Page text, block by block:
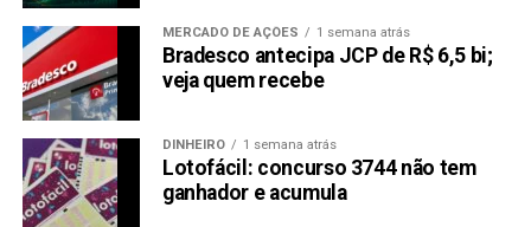
com isso, o castelo desabou.
É tipo aquela marca genérica que tenta se passar pela
original. Funciona até você ler as letras miúdas.
Fartcoin: De $2.48 para $0.3113
em Tempo Recorde
MERCADO DE AÇÕES 1 semana atrás
Bradesco antecipa JCP de R$ 6,5 bi;
veja quem recebe
DINHEIRO 1 semana atrás
Lotofácil: concurso 3744 não tem
ganhador e acumula